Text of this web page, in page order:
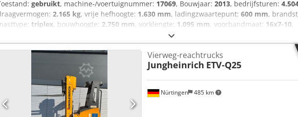
gebruikt, machine-/voertuignummer: 17069, Bouwjaar: 2013, bedrijfsturen:
2.165 kg, vrije hefhoogte: 1.630 mm, ladingzwaartepunt: 600 mm,
triplex, bouwhoogte: 2.750 mm, vorklengte: 1.095 mm, voorbandmaat: 16x7-10,
, Uitrusting:
21194
Nürtingen 485 km
Vierweg-reachtrucks
Jungheinrich ETV-Q25